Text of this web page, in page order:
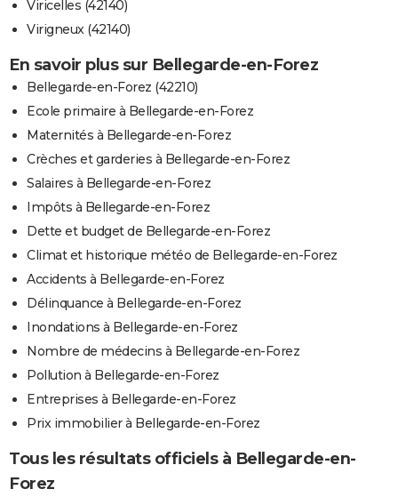
Viricelles (42140)
Virigneux (42140)
En savoir plus sur Bellegarde-en-Forez
Bellegarde-en-Forez (42210)
Ecole primaire à Bellegarde-en-Forez
Maternités à Bellegarde-en-Forez
Crèches et garderies à Bellegarde-en-Forez
Salaires à Bellegarde-en-Forez
Impôts à Bellegarde-en-Forez
Dette et budget de Bellegarde-en-Forez
Climat et historique météo de Bellegarde-en-Forez
Accidents à Bellegarde-en-Forez
Délinquance à Bellegarde-en-Forez
Inondations à Bellegarde-en-Forez
Nombre de médecins à Bellegarde-en-Forez
Pollution à Bellegarde-en-Forez
Entreprises à Bellegarde-en-Forez
Prix immobilier à Bellegarde-en-Forez
Tous les résultats officiels à Bellegarde-en-
Forez